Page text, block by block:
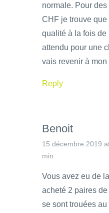
normale. Pour
CHF je trouve
qualité à la fois
attendu pour une
vais revenir à
Reply
Benoit
15 décembre 2019
min
Vous avez eu de
acheté 2 paires
se sont trouées